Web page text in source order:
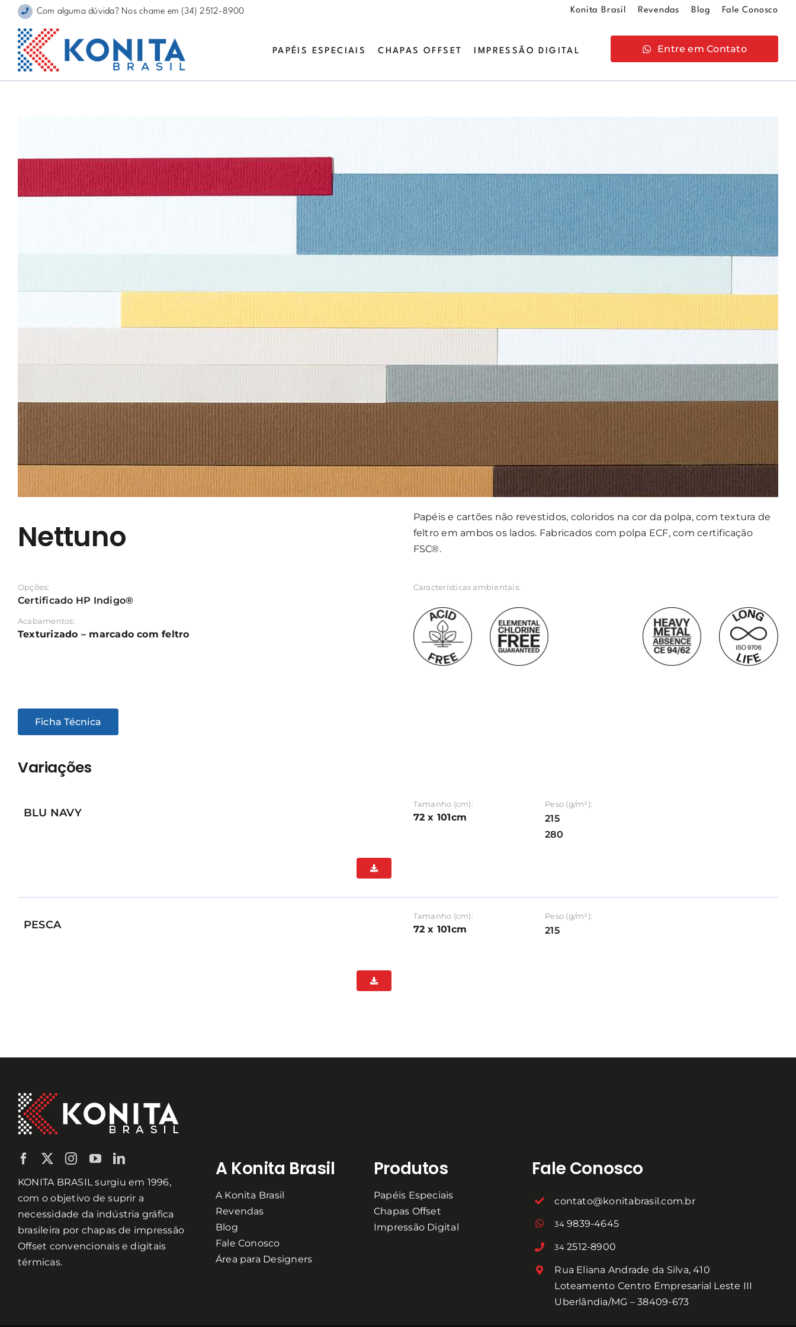
Skip
content
Com alguma dúvida? Nos chame em (34) 2512-8900 Konita Brasil Revendas Blog Fale Conosco
PAPÉIS ESPECIAIS CHAPAS OFFSET IMPRESSÃO DIGITAL Entre em Contato
Nettuno
Papéis e cartões não revestidos, coloridos na cor da polpa, com textura de
feltro em ambos os lados. Fabricados com polpa ECF, com certificação
FSC®.
Opções:
Certificado HP Indigo®
Acabamentos:
Texturizado – marcado com feltro
Características ambientais:
Ficha Técnica
Variações
BLU NAVY
Tamanho (cm):
72 x 101cm
Peso (g/m²):
215
280
PESCA
Tamanho (cm):
72 x 101cm
Peso (g/m²):
215
KONITA BRASIL surgiu em 1996,
com o objetivo de suprir a
necessidade da indústria gráfica
brasileira por chapas de impressão
Offset convencionais e digitais
térmicas.
A Konita Brasil
A Konita Brasil
Revendas
Blog
Fale Conosco
Área para Designers
Produtos
Papéis Especiais
Chapas Offset
Impressão Digital
Fale Conosco
contato@konitabrasil.com.br
349839-4645
342512-8900
Rua Eliana Andrade da Silva, 410
Loteamento Centro Empresarial Leste III
Uberlândia/MG – 38409-673